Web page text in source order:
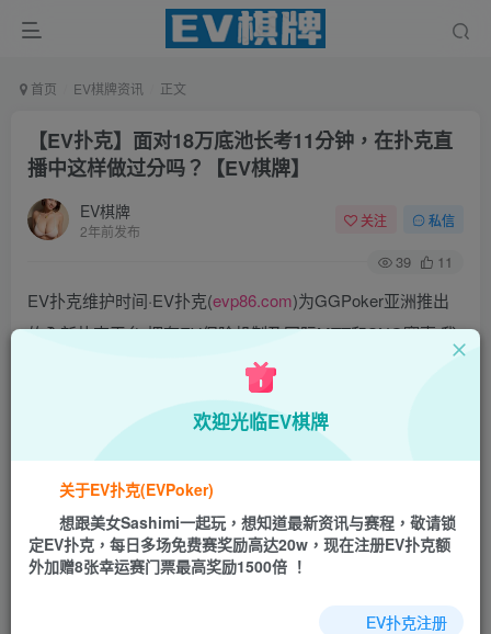
首页 EV棋牌资讯 正文
【EV扑克】面对18万底池长考11分钟，在扑克直
播中这样做过分吗？【EV棋牌】
EV棋牌
2年前发布
关注 私信
39 11
EV扑克维护时间·EV扑克(evp86.com)为GGPoker亚洲推出
的全新扑克平台,拥有EV保险机制及国际MTT和SNG赛事,我
们具备完善的国际认可,致力提供国内最公平与公正的竞技环
EV扑克|EV扑克官网|EV扑克下载|EV扑克电脑版|EV扑克娱
乐场|EV扑克小游戏——EV扑克导航(www.evpks.com)
EV扑克|EV扑克官网|EV扑克娱乐场|EV扑克保险|EV扑克娱
乐场|EV扑克游戏网址发布页——EV扑克下载
(www.evpk66.com)
欢迎光临EV棋牌
关于EV扑克(EVPoker)
想跟美女Sashimi一起玩，想知道最新资讯与赛程，敬请锁
定EV扑克，每日多场免费赛奖励高达20w，现在注册EV扑克额
外加赠8张幸运赛门票最高奖励1500倍 ！
EV扑克注册